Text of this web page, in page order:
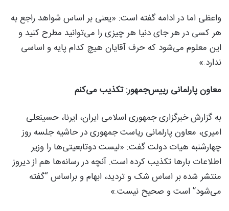
واعظی اما در ادامه گفته است: «یعنی بر اساس شواهد راجع به
هر کسی در هر جای دنیا هر چیزی را می‌توانید مطرح کنید و
این معلوم می‌شود که حرف آقایان هیچ کدام پایه و اساسی
ندارد.»
معاون پارلمانی رییس‌جمهور: تکذیب می‌کنم
به گزارش خبرگزاری جمهوری اسلامی ایران، ایرنا، حسینعلی
امیری، معاون پارلمانی ریاست جمهوری در حاشیه جلسه روز
چهارشنبه هیات دولت گفت: «لیست دوتابعیتی‌ها را وزیر
اطلاعات بارها تکذیب کرده است. آنچه در رسانه‌ها هم از دیروز
منتشر شده بر اساس شک و تردید، ابهام و براساس “گفته
می‌شود” است و صحیح نیست.»